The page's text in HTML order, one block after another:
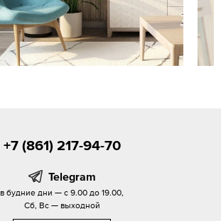
+7 (861) 217-94-70
Telegram
в будние дни — с 9.00 до 19.00,
Сб, Вс — выходной